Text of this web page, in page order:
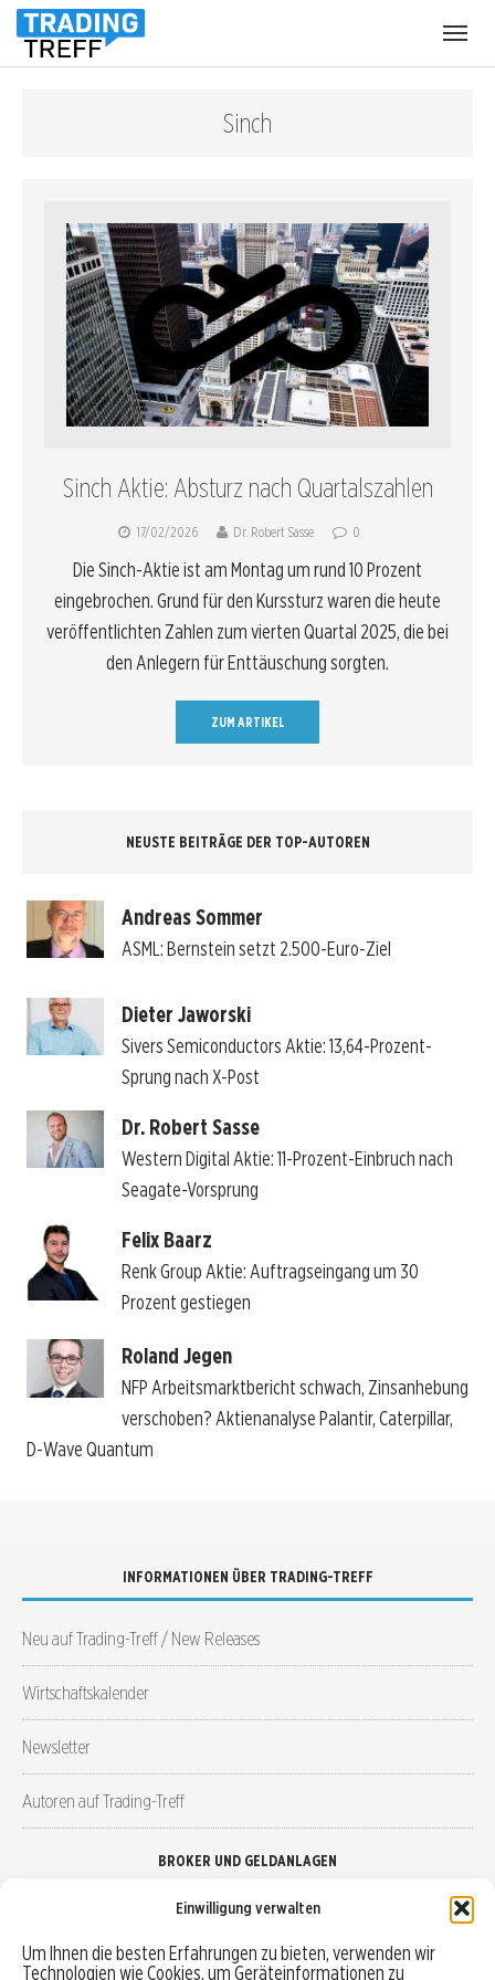
Einwilligung verwalten
Um Ihnen die besten Erfahrungen zu bieten, verwenden wir
Technologien wie Cookies, um Geräteinformationen zu
Sinch
Sinch Aktie: Absturz nach Quartalszahlen
17/02/2026 Dr. Robert Sasse 0
Die Sinch-Aktie ist am Montag um rund 10 Prozent
eingebrochen. Grund für den Kurssturz waren die heute
veröffentlichten Zahlen zum vierten Quartal 2025, die bei
den Anlegern für Enttäuschung sorgten.
ZUM ARTIKEL
NEUSTE BEITRÄGE DER TOP-AUTOREN
Andreas Sommer
ASML: Bernstein setzt 2.500-Euro-Ziel
Dieter Jaworski
Sivers Semiconductors Aktie: 13,64-Prozent-
Sprung nach X-Post
Dr. Robert Sasse
Western Digital Aktie: 11-Prozent-Einbruch nach
Seagate-Vorsprung
Felix Baarz
Renk Group Aktie: Auftragseingang um 30
Prozent gestiegen
Roland Jegen
NFP Arbeitsmarktbericht schwach, Zinsanhebung
verschoben? Aktienanalyse Palantir, Caterpillar,
D-Wave Quantum
INFORMATIONEN ÜBER TRADING-TREFF
Neu auf Trading-Treff / New Releases
Wirtschaftskalender
Newsletter
Autoren auf Trading-Treff
BROKER UND GELDANLAGEN